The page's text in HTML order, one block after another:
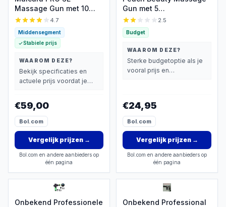
Massage Gun met 10
koppen en 5 uur batterij
4.7
Middensegment
Stabiele prijs
WAAROM DEZE?
Bekijk specificaties en
actuele prijs voordat je
€59,00
Bol.com
Vergelijk prijzen→
Bol.com en andere aanbieders op
één pagina
Gun met 5
massagekoppen voor
€24,95
2.5
Budget
WAAROM DEZE?
Sterke budgetoptie als je
vooral prijs en
€24,95
Bol.com
Vergelijk prijzen→
Bol.com en andere aanbieders op
één pagina
Onbekend Professionele
Onbekend Professional